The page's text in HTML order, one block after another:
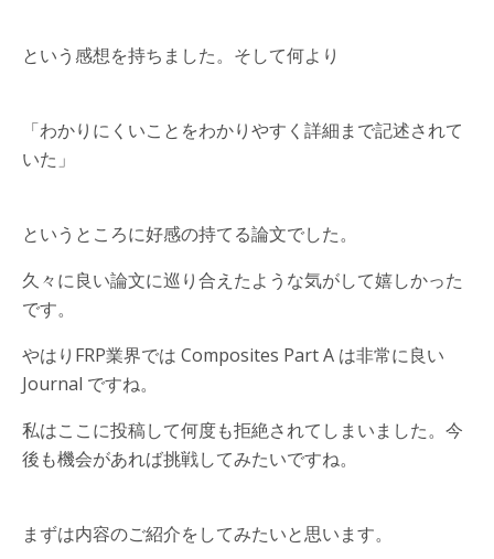
という感想を持ちました。そして何より
「わかりにくいことをわかりやすく詳細まで記述されて
いた」
というところに好感の持てる論文でした。
久々に良い論文に巡り合えたような気がして嬉しかった
です。
やはりFRP業界では Composites Part A は非常に良い
Journal ですね。
私はここに投稿して何度も拒絶されてしまいました。今
後も機会があれば挑戦してみたいですね。
まずは内容のご紹介をしてみたいと思います。